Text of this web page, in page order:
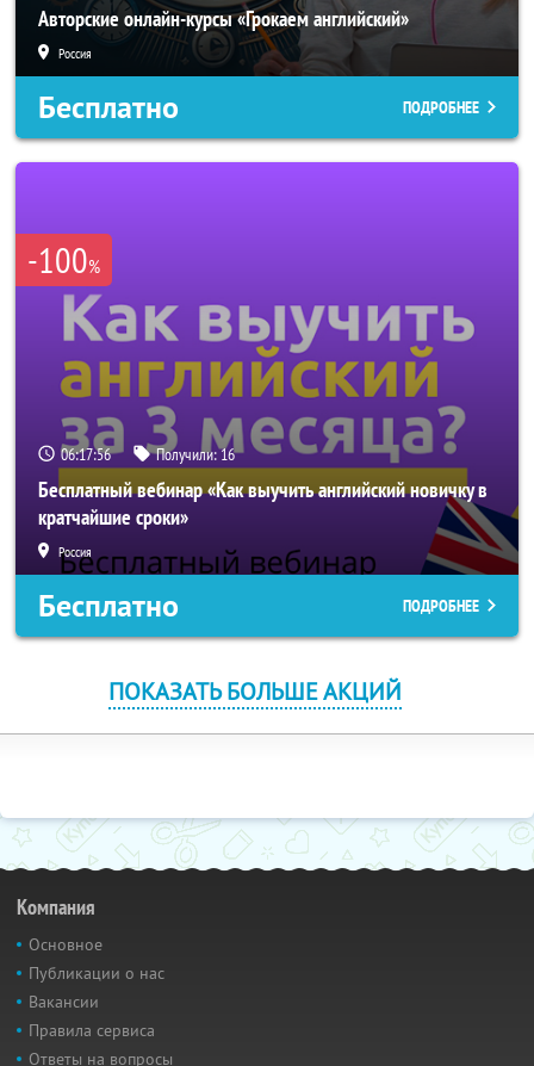
Авторские онлайн-курсы «Грокаем английский»
Россия
Бесплатно ПОДРОБНЕЕ
-100%
06:17:55 Получили:16
Бесплатный вебинар «Как выучить английский новичку в
кратчайшие сроки»
Россия
Бесплатно ПОДРОБНЕЕ
ПОКАЗАТЬ БОЛЬШЕ АКЦИЙ
Компания
Основное
Публикации о нас
Вакансии
Правила сервиса
Ответы на вопросы